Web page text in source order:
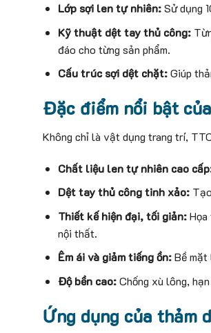
Lớp sợi len tự nhiên:Sử dụng
Kỹ thuật dệt tay thủ công:
đáo cho từng sản phẩm.
Cấu trúc sợi dệt chặt:Giúp
Đặc điểm nổi bật
Không chỉ là vật dụng trang trí,
Chất liệu len tự nhiên cao
Dệt tay thủ công tinh xảo:
Thiết kế hiện đại, tối giản:
nội thất.
Êm ái và giảm tiếng ồn:Bề mặt
Độ bền cao:Chống xù lông,
Ứng dụng của thảm